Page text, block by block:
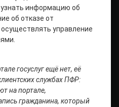
информацию об
об отказе от
управление
госуслуг ещё нет, её
службах ПФР:
на портале,
гражданина, который